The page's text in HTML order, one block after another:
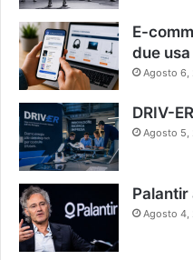
E-
due
Agosto 6,
DRIV-
Agosto 5,
Agosto 4,